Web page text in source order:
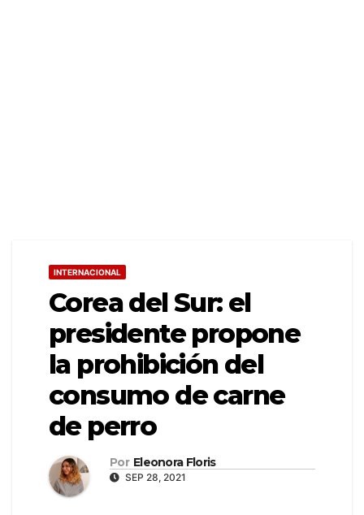
INTERNACIONAL
Corea del Sur: el
presidente propone
la prohibición del
consumo de carne
de perro
Por Eleonora Floris
SEP 28, 2021